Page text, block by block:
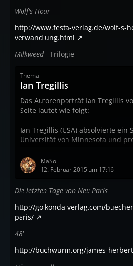
Wolf's Hour
http://www.festa-verlag.de/wolf-s-
verwandlung.html
Milkweed- Trilogie
Thema
Ian Tregillis
Das Autorenporträt Ian Tregillis
Seite lautet wie folgt:
Ian Tregillis (USA) absolvierte ein
Universität von Minnesota und
der Clarion-Workshops für
teil und gehört seither zu der eng
dem auch George R. R. Martin,
Tregillis durch die Bände…
MaSo
12. Februar 2015 um 17:16
Die letzten Tage von Neu Paris
http://golkonda-verlag.com/
paris/
48'
http://buchwurm.org/james-